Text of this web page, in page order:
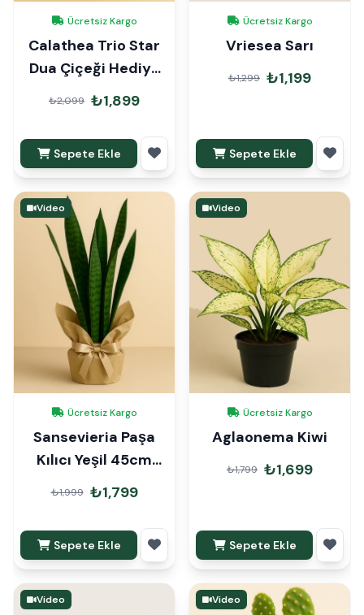
Ücretsiz Kargo
Calathea Trio Star
Dua Çiçeği Hediye
Paketli
₺2,099 ₺1,899
Sepete Ekle
Ücretsiz Kargo
Vriesea Sarı
₺1,299 ₺1,199
Sepete Ekle
Video
Ücretsiz Kargo
Sansevieria Paşa
Kılıcı Yeşil 45cm
Hediye Paketli
₺1,999 ₺1,799
Sepete Ekle
Video
Ücretsiz Kargo
Aglaonema Kiwi
₺1,799 ₺1,699
Sepete Ekle
Video Video